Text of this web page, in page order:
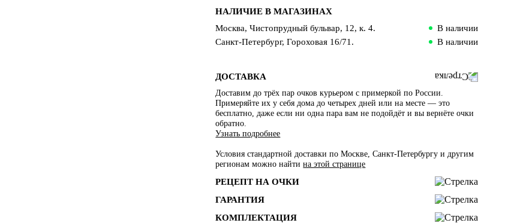
НАЛИЧИЕ В МАГАЗИНАХ
Москва, Чистопрудный бульвар, 12, к. 4.
В наличии
Санкт-Петербург, Гороховая 16/71.
В наличии
ДОСТАВКА
Доставим до трёх пар очков курьером с примеркой по России.
Примеряйте их у себя дома до четырех дней или на месте — это
бесплатно, даже если ни одна пара вам не подойдёт и вы вернёте очки
обратно.
Узнать подробнее
Условия стандартной доставки по Москве, Санкт-Петербургу и другим
регионам можно найтина этой странице
РЕЦЕПТ НА ОЧКИ
ГАРАНТИЯ
КОМПЛЕКТАЦИЯ